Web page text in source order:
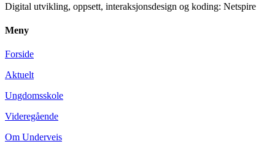
Digital utvikling, oppsett, interaksjonsdesign og koding: Netspire
Meny
Forside
Aktuelt
Ungdomsskole
Videregående
Om Underveis